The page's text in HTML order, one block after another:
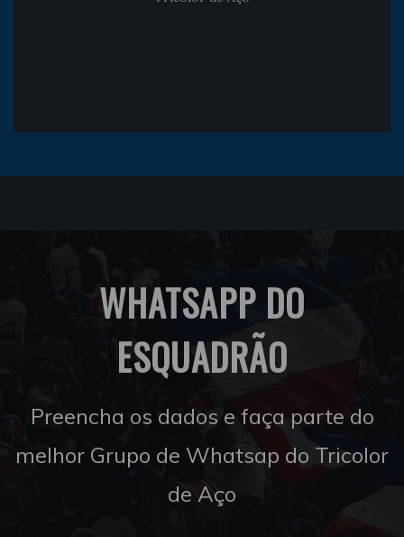
WHATSAPP DO
ESQUADRÃO
Preencha os dados e faça parte do
melhor Grupo de Whatsap do Tricolor
de Aço